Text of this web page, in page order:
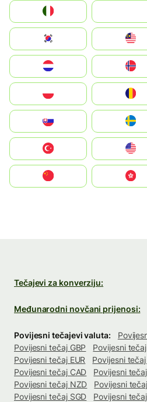
South Korea
United States
中國香港特別行政區
Tečajevi za konverziju:
Međunarodni novčani prijenosi:
Povijesni tečajevi valuta:
Povijesni tečaj GBP
Povijesni
Povijesni tečaj EUR
Povijesni
Povijesni tečaj CAD
Povijesni
Povijesni tečaj NZD
Povijesni
Povijesni tečaj SGD
Povijesni